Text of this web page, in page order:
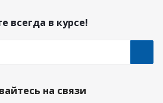
всегда в курсе!
на связи